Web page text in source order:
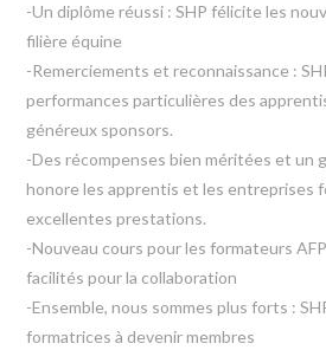
-Un diplôme réussi : SHP félicite les
filière équine
-Remerciements et reconnaissance :
performances particulières des
généreux sponsors.
-Des récompenses bien méritées et un
honore les apprentis et les entreprises
excellentes prestations.
-Nouveau cours pour les formateurs
facilités pour la collaboration
-Ensemble, nous sommes plus forts :
formatrices à devenir membres